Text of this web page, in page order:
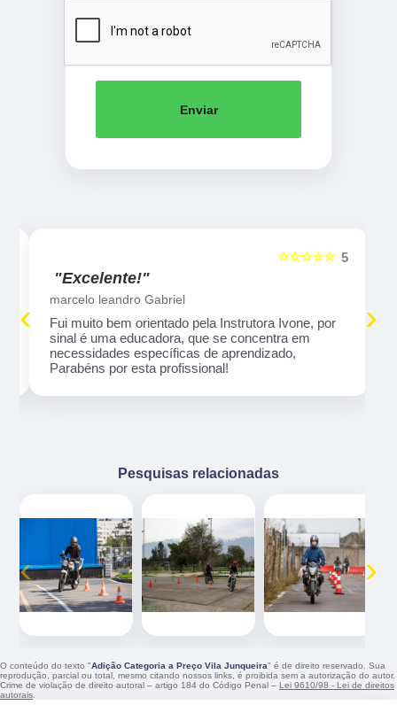
Enviar
5
☆☆☆☆☆
"Excelente!"
marcelo leandro Gabriel
Fui muito bem orientado pela Instrutora Ivone, por
sinal é uma educadora, que se concentra em
necessidades específicas de aprendizado,
Parabéns por esta profissional!
‹ ›
Pesquisas relacionadas
‹ ›
O conteúdo do texto "Adição Categoria a Preço Vila Junqueira" é de direito reservado. Sua
reprodução, parcial ou total, mesmo citando nossos links, é proibida sem a autorização do autor.
Crime de violação de direito autoral – artigo 184 do Código Penal – Lei 9610/98 - Lei de direitos
autorais